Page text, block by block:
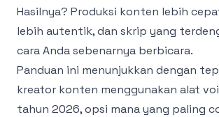
Hasilnya? Produksi konten lebih
lebih autentik, dan skrip yang
cara Anda sebenarnya berbicara.
Panduan ini menunjukkan dengan
kreator konten menggunakan alat
tahun 2026, opsi mana yang paling